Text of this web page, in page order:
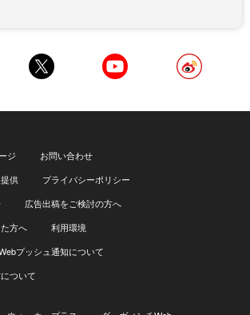
ジ
お問い合わせ
供
プライバシーポリシー
広告出稿をご検討の方へ
方へ
利用環境
プッシュ通知について
ついて